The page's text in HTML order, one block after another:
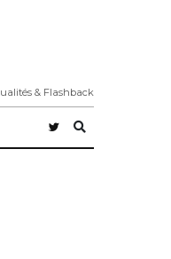
& Flashback